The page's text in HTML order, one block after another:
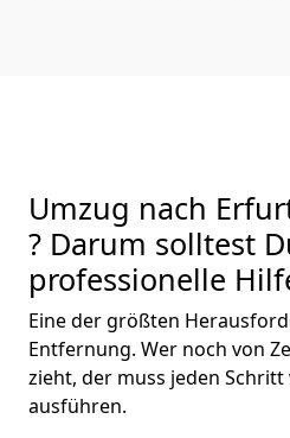
Umzug nach
? Darum solltest
professionelle
Eine der größten
Entfernung. Wer noch von
zieht, der muss jeden
ausführen.